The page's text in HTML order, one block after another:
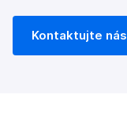
Kontaktujte nás